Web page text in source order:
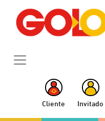
Cliente Invitado